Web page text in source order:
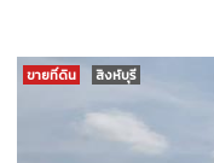
ขายที่ดิน สิงห์บุรี